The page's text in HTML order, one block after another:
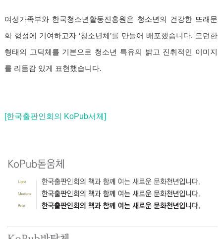
여성가족부와 한국청소년활동진흥원은 청소년의 건강한 또래문
화 형성에 기여하고자 ‘청소년체’를 만들어 배포했습니다. 모던한
형태의 고딕체를 기본으로 청소년 특유의 밝고 진취적인 이미지
를 리듬감 있게 표현했습니다.
[한국출판인회의 KoPub서체]